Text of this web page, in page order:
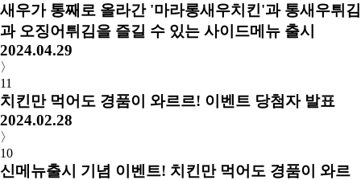
새우가 통째로 올라간 '마라롱새우치킨'과 통새우튀김
과 오징어튀김을 즐길 수 있는 사이드메뉴 출시
2024.04.29
〉
11
치킨만 먹어도 경품이 와르르! 이벤트 당첨자 발표
2024.02.28
〉
10
신메뉴출시 기념 이벤트! 치킨만 먹어도 경품이 와르